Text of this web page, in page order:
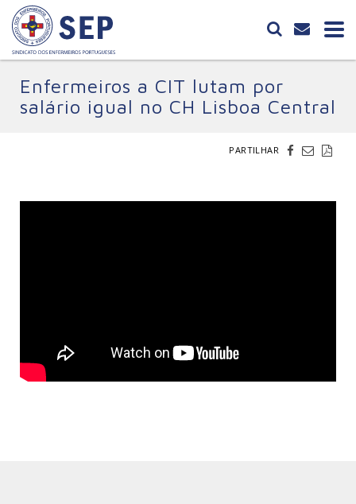
Enfermeiros a CIT lutam por
salário igual no CH Lisboa Central
PARTILHAR